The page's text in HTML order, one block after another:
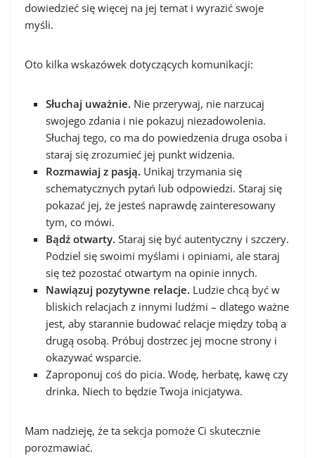
dowiedzieć się więcej na jej temat i wyrazić swoje
myśli.
Oto kilka wskazówek dotyczących komunikacji:
Słuchaj uważnie. Nie przerywaj, nie narzucaj
swojego zdania i nie pokazuj niezadowolenia.
Słuchaj tego, co ma do powiedzenia druga osoba i
staraj się zrozumieć jej punkt widzenia.
Rozmawiaj z pasją. Unikaj trzymania się
schematycznych pytań lub odpowiedzi. Staraj się
pokazać jej, że jesteś naprawdę zainteresowany
tym, co mówi.
Bądź otwarty. Staraj się być autentyczny i szczery.
Podziel się swoimi myślami i opiniami, ale staraj
się też pozostać otwartym na opinie innych.
Nawiązuj pozytywne relacje. Ludzie chcą być w
bliskich relacjach z innymi ludźmi – dlatego ważne
jest, aby starannie budować relacje między tobą a
drugą osobą. Próbuj dostrzec jej mocne strony i
okazywać wsparcie.
Zaproponuj coś do picia. Wodę, herbatę, kawę czy
drinka. Niech to będzie Twoja inicjatywa.
Mam nadzieję, że ta sekcja pomoże Ci skutecznie
porozmawiać.